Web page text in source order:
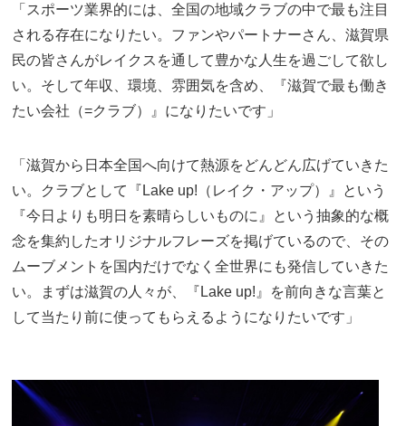
「スポーツ業界的には、全国の地域クラブの中で最も注目
される存在になりたい。ファンやパートナーさん、滋賀県
民の皆さんがレイクスを通して豊かな人生を過ごして欲し
い。そして年収、環境、雰囲気を含め、『滋賀で最も働き
たい会社（=クラブ）』になりたいです」
「滋賀から日本全国へ向けて熱源をどんどん広げていきた
い。クラブとして『Lake up!（レイク・アップ）』という
『今日よりも明日を素晴らしいものに』という抽象的な概
念を集約したオリジナルフレーズを掲げているので、その
ムーブメントを国内だけでなく全世界にも発信していきた
い。まずは滋賀の人々が、『Lake up!』を前向きな言葉と
して当たり前に使ってもらえるようになりたいです」